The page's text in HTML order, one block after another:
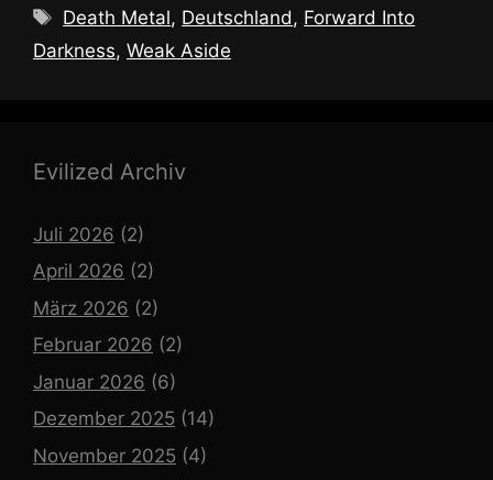
Schlagwörter
Death Metal, Deutschland, Forward Into
Darkness, Weak Aside
Evilized Archiv
Juli 2026 (2)
April 2026 (2)
März 2026 (2)
Februar 2026 (2)
Januar 2026 (6)
Dezember 2025 (14)
November 2025 (4)